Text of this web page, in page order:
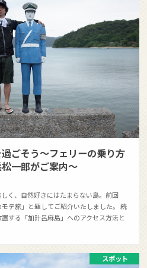
ごそう〜フェリーの乗り方
一郎がご案内〜
く、自然好きにはたまらない島。前回
テ旅」と題してご紹介いたしました。 続
する「加計呂麻島」へのアクセス方法と
スポット